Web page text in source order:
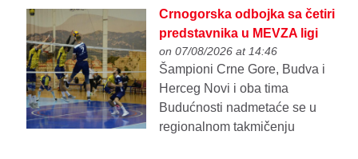
Crnogorska odbojka sa četiri
predstavnika u MEVZA ligi
on 07/08/2026 at 14:46
Šampioni Crne Gore, Budva i
Herceg Novi i oba tima
Budućnosti nadmetaće se u
regionalnom takmičenju